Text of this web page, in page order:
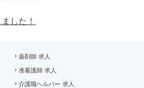
した！
薬剤師 求人
准看護師 求人
介護職ヘルパー 求人